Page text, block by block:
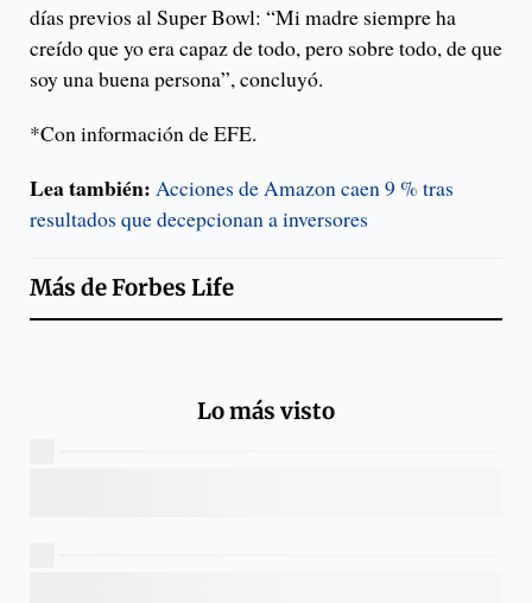
días previos al Super Bowl: “Mi madre siempre ha
creído que yo era capaz de todo, pero sobre todo, de que
soy una buena persona”, concluyó.
*Con información de EFE.
Lea también: Acciones de Amazon caen 9 % tras
resultados que decepcionan a inversores
Más deForbes Life
Lo más visto